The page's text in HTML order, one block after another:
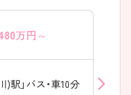
万円～
駅」バス・車10分